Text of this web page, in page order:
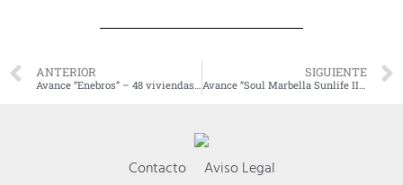
ANTERIOR SIGUIENTE
Avance “Soul Marbella Sunlife II” – 38 viviendas plurifamiliares en Santa Clara Golf (Marbella)
Contacto
Aviso Legal